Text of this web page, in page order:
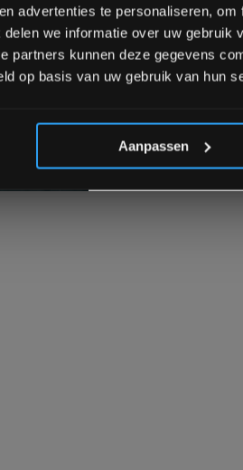
advertenties te personaliseren,
we informatie over uw gebruik
partners kunnen deze gegevens
op basis van uw gebruik van hun
Aanpassen
en dipping-
in combinatie